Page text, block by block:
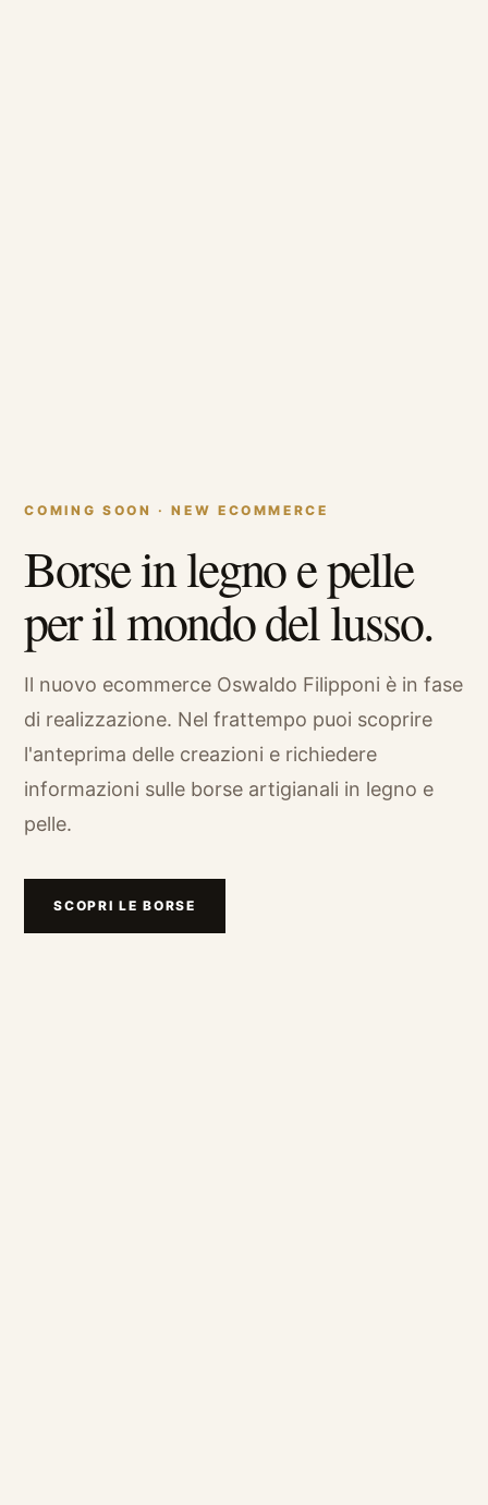
COMING SOON · NEW ECOMMERCE
Borse in legno e pelle
per il mondo del lusso.
Il nuovo ecommerce Oswaldo Filipponi è in fase
di realizzazione. Nel frattempo puoi scoprire
l'anteprima delle creazioni e richiedere
informazioni sulle borse artigianali in legno e
pelle.
SCOPRI LE BORSE